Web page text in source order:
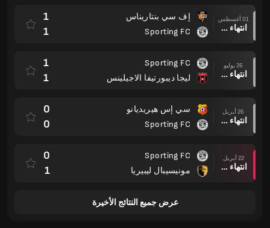
01 أغسطس
انتهاء وقت المباراة
إف سي بنتاريناس
Sporting FC
1
1
26 يوليو
انتهاء وقت المباراة
Sporting FC
ليجا ديبورتيفا الاجيلينس
1
1
26 أبريل
انتهاء وقت المباراة
سي إس هيريديانو
Sporting FC
0
0
22 أبريل
انتهاء وقت المباراة
Sporting FC
مونيسيبال ليبيريا
0
1
عرض جميع النتائج الأخيرة